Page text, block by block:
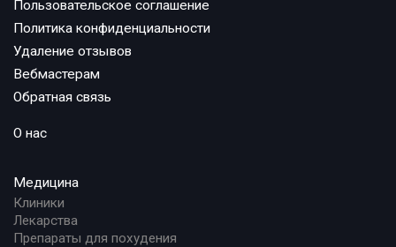
Пользовательское соглашение
Политика конфиденциальности
Удаление отзывов
Вебмастерам
Обратная связь
О нас
Медицина
Клиники
Лекарства
Препараты для похудения